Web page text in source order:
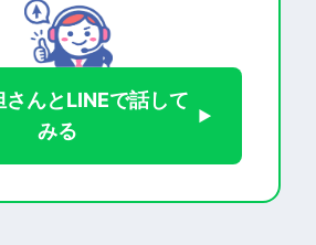
さんとLINEで話して
みる